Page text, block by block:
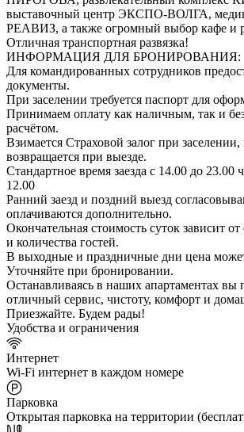
выставочный центр ЭКСПО-ВОЛГА,
РЕАВИЗ, а также огромный выбор кафе и
Отличная транспортная развязка!
ИНФОРМАЦИЯ ДЛЯ БРОНИРОВАНИЯ:
Для командированных сотрудников
документы.
При заселении требуется паспорт для
Принимаем оплату как наличным, так и
расчётом.
Взимается Страховой залог при
возвращается при выезде.
Стандартное время заезда с 14.00 до 23.00
12.00
Ранний заезд и поздний выезд
оплачиваются дополнительно.
Окончательная стоимость суток зависит
и количества гостей.
В выходные и праздничные дни цена
Уточняйте при бронировании.
Останавливаясь в наших апартаментах вы
отличный сервис, чистоту, комфорт и
Приезжайте. Будем рады!
Удобства и ограничения
Интернет
Wi-Fi интернет в каждом номере
Парковка
Открытая парковка на территории